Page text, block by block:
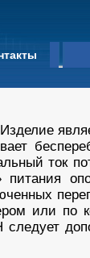
Изделие
ток
или по